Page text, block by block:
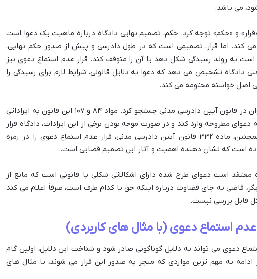
می باشد.
و «حکم» توجه کرد. حکم، تصمیم نهایی دادگاه درباره ماهیت یک دعوا است
کند. اما قرار، تصمیمی است که در طول دادرسی و پیش از صدور حکم نهایی،
به روند رسیدگی شکل دهد یا آن را متوقف کند. قرار عدم استماع دعوی نیز
دادگاه تشخیص می دهد که دعوا به دلایل قانونی، شرایط لازم برای رسیدگی را
اصل خواسته مختومه می کند.
مبنای قانونی صدور این قرار را می توان در قانون آیین دادرسی مدنی جستجو کرد. مواد ۸۴ و ۱۰۷ این قانون به ایراداتی
دعوای مطروحه وارد کند و در صورت موجه بودن برخی از این ایرادات، دادگاه قرار
عدم استماع دعوی صادر می کند. همچنین، ماده ۳۳۲ قانون آیین دادرسی مدنی، قرار عدم استماع دعوی را در زمره
است که نشان دهنده اهمیت و آثار این تصمیم قضایی است.
معتقد است دعوای طرح شده دارای اشکالاتی شکلی یا قانونی است که مانع از
قاضی به جای قضاوت درباره اینکه حق با کدام طرف است، صرفاً اعلام می کند
قابل بررسی نیست.
عدم استماع دعوی (با مثال های کاربردی)
دعوی می تواند به دلایل گوناگونی صادر شود و شناخت این دلایل، اولین گام
به مهم ترین مواردی که منجر به صدور این قرار می شوند، با مثال های